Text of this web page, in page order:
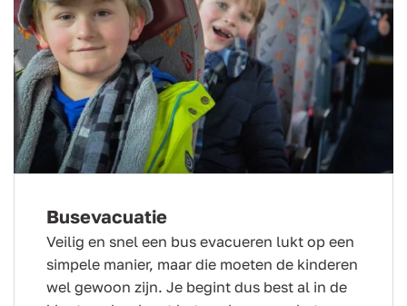
Busevacuatie
Veilig en snel een bus evacueren lukt op een
simpele manier, maar die moeten de kinderen
wel gewoon zijn. Je begint dus best al in de